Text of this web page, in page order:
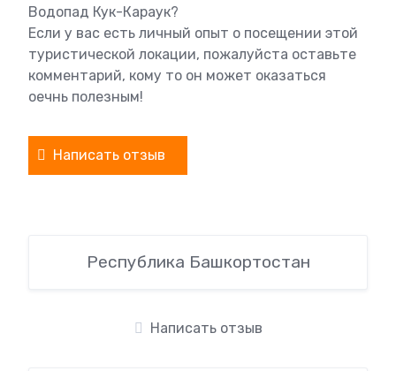
Водопад Кук-Караук?
Если у вас есть личный опыт о посещении этой
туристической локации, пожалуйста оставьте
комментарий, кому то он может оказаться
оечнь полезным!
Написать отзыв
Республика Башкортостан
Написать отзыв